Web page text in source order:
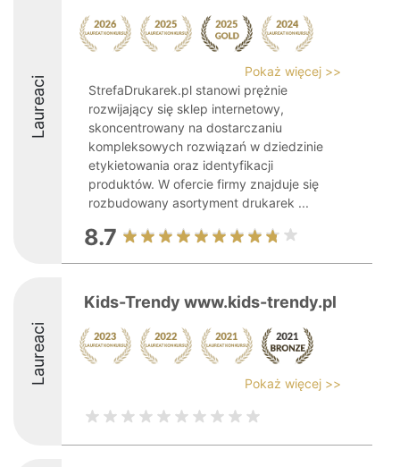
Laureaci
Pokaż więcej >>
StrefaDrukarek.pl stanowi prężnie
rozwijający się sklep internetowy,
skoncentrowany na dostarczaniu
kompleksowych rozwiązań w dziedzinie
etykietowania oraz identyfikacji
produktów. W ofercie firmy znajduje się
rozbudowany asortyment drukarek ...
8.7
Laureaci
Kids-Trendy www.kids-trendy.pl
Pokaż więcej >>